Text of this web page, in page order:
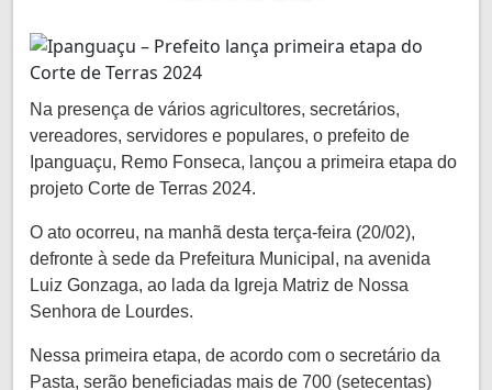
Na presença de vários agricultores, secretários,
vereadores, servidores e populares, o prefeito de
Ipanguaçu, Remo Fonseca, lançou a primeira etapa do
projeto Corte de Terras 2024.
O ato ocorreu, na manhã desta terça-feira (20/02),
defronte à sede da Prefeitura Municipal, na avenida
Luiz Gonzaga, ao lada da Igreja Matriz de Nossa
Senhora de Lourdes.
Nessa primeira etapa, de acordo com o secretário da
Pasta, serão beneficiadas mais de 700 (setecentas)